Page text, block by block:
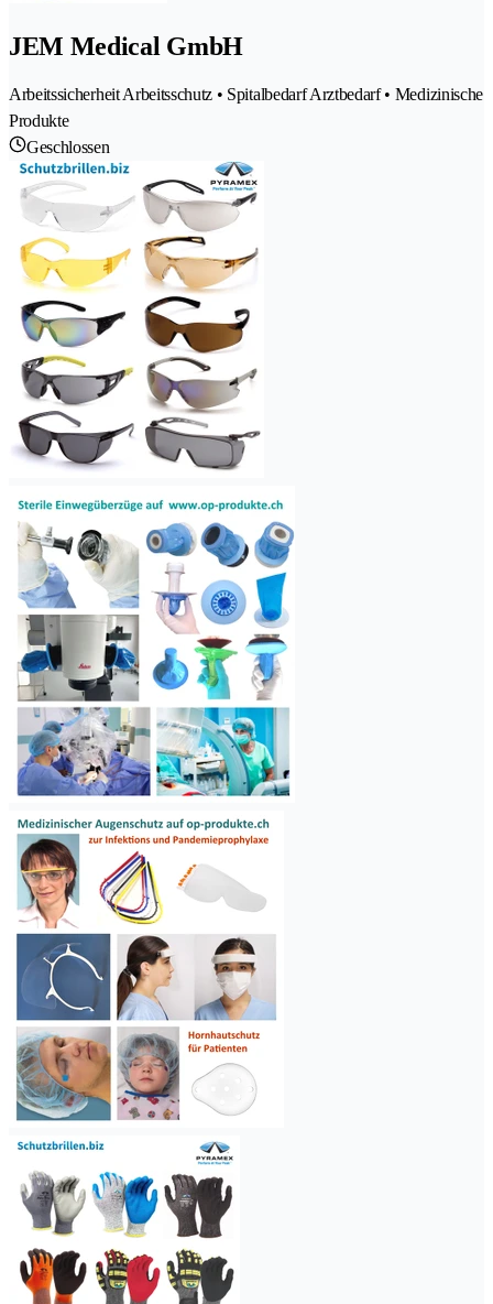
JEM Medical GmbH
Arbeitssicherheit Arbeitsschutz • Spitalbedarf Arztbedarf • Medizinische
Produkte
Geschlossen